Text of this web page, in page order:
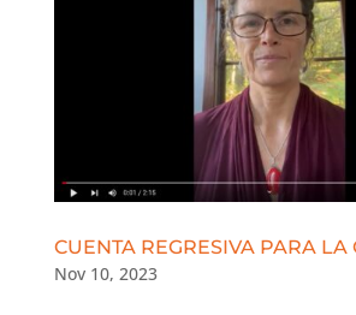
CUENTA REGRESIVA PARA LA
Nov 10, 2023